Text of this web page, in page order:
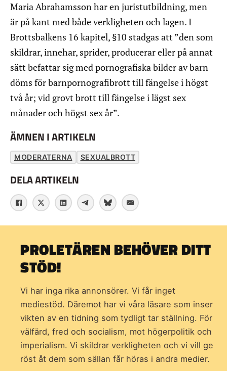
Maria Abrahamsson har en juristutbildning, men
är på kant med både verkligheten och lagen. I
Brottsbalkens 16 kapitel, §10 stadgas att ”den som
skildrar, innehar, sprider, producerar eller på annat
sätt befattar sig med pornografiska bilder av barn
döms för barnpornografibrott till fängelse i högst
två år; vid grovt brott till fängelse i lägst sex
månader och högst sex år”.
ÄMNEN I ARTIKELN
MODERATERNA SEXUALBROTT
DELA ARTIKELN
PROLETÄREN BEHÖVER DITT
STÖD!
Vi har inga rika annonsörer. Vi får inget
mediestöd. Däremot har vi våra läsare som inser
vikten av en tidning som tydligt tar ställning. För
välfärd, fred och socialism, mot högerpolitik och
imperialism. Vi skildrar verkligheten och vi vill ge
röst åt dem som sällan får höras i andra medier.